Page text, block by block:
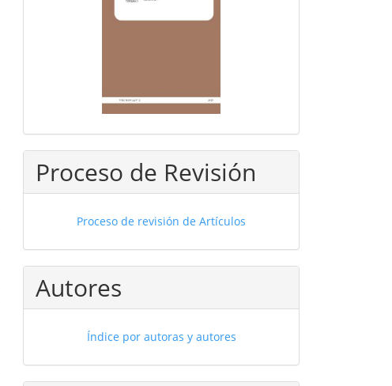
Proceso de Revisión
Proceso de revisión de Artículos
Autores
Índice por autoras y autores